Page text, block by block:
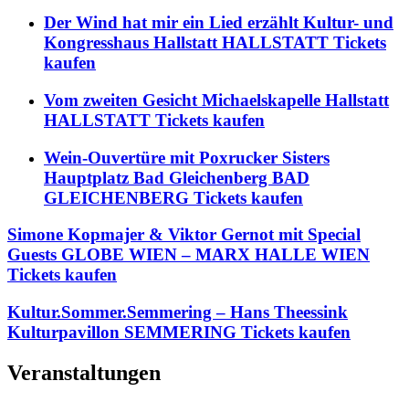
Der Wind hat mir ein Lied erzählt Kultur- und
Kongresshaus Hallstatt HALLSTATT Tickets
kaufen
Vom zweiten Gesicht Michaelskapelle Hallstatt
HALLSTATT Tickets kaufen
Wein-Ouvertüre mit Poxrucker Sisters
Hauptplatz Bad Gleichenberg BAD
GLEICHENBERG Tickets kaufen
Simone Kopmajer & Viktor Gernot mit Special
Guests GLOBE WIEN – MARX HALLE WIEN
Tickets kaufen
Kultur.Sommer.Semmering – Hans Theessink
Kulturpavillon SEMMERING Tickets kaufen
Veranstaltungen